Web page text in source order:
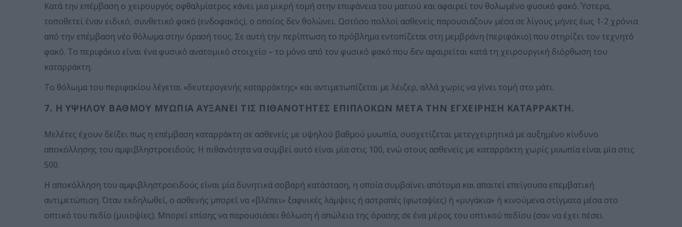
Κατά την επέμβαση ο χειρουργός οφθαλμίατρος κάνει μια μικρή τομή στην επιφάνεια του ματιού και αφαιρεί τον θολωμένο φυσικό φακό. Ύστερα,
τοποθετεί έναν ειδικό, συνθετικό φακό (ενδοφακός), ο οποίος δεν θολώνει. Ωστόσο πολλοί ασθενείς παρουσιάζουν μέσα σε λίγους μήνες έως 1-2 χρόνια
από την επέμβαση νέο θόλωμα στην όρασή τους. Σε αυτή την περίπτωση το πρόβλημα εντοπίζεται στη μεμβράνη (περιφάκιο) που στηρίζει τον τεχνητό
φακό. Το περιφάκιο είναι ένα φυσικό ανατομικό στοιχείο – το μόνο από τον φυσικό φακό που δεν αφαιρείται κατά τη χειρουργική διόρθωση του
καταρράκτη.
Το θόλωμα του περιφακίου λέγεται «δευτερογενής καταρράκτης» και αντιμετωπίζεται με λέιζερ, αλλά χωρίς να γίνει τομή στο μάτι.
7. Η ΥΨΗΛΟΎ ΒΑΘΜΟΎ ΜΥΩΠΊΑ ΑΥΞΆΝΕΙ ΤΙΣ ΠΙΘΑΝΌΤΗΤΕΣ ΕΠΙΠΛΟΚΏΝ ΜΕΤΆ ΤΗΝ ΕΓΧΕΊΡΗΣΗ ΚΑΤΑΡΡΆΚΤΗ.
Μελέτες έχουν δείξει πως η επέμβαση καταρράκτη σε ασθενείς με υψηλού βαθμού μυωπία, συσχετίζεται μετεγχειρητικά με αυξημένο κίνδυνο
αποκόλλησης του αμφιβληστροειδούς. Η πιθανότητα να συμβεί αυτό είναι μία στις 100, ενώ στους ασθενείς με καταρράκτη χωρίς μυωπία είναι μία στις
500.
Η αποκόλληση του αμφιβληστροειδούς είναι μία δυνητικά σοβαρή κατάσταση, η οποία συμβαίνει απότομα και απαιτεί επείγουσα επεμβατική
αντιμετώπιση. Όταν εκδηλωθεί, ο ασθενής μπορεί να «βλέπει» ξαφνικές λάμψεις ή αστραπές (φωταψίες) ή «μυγάκια» ή κινούμενα στίγματα μέσα στο
οπτικό του πεδίο (μυιοψίες). Μπορεί επίσης να παρουσιάσει θόλωση ή απώλεια της όρασης σε ένα μέρος του οπτικού πεδίου (σαν να έχει πέσει